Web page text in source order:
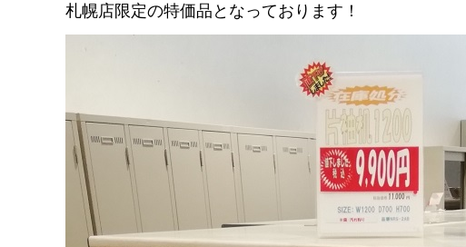
札幌店限定の特価品となっております！